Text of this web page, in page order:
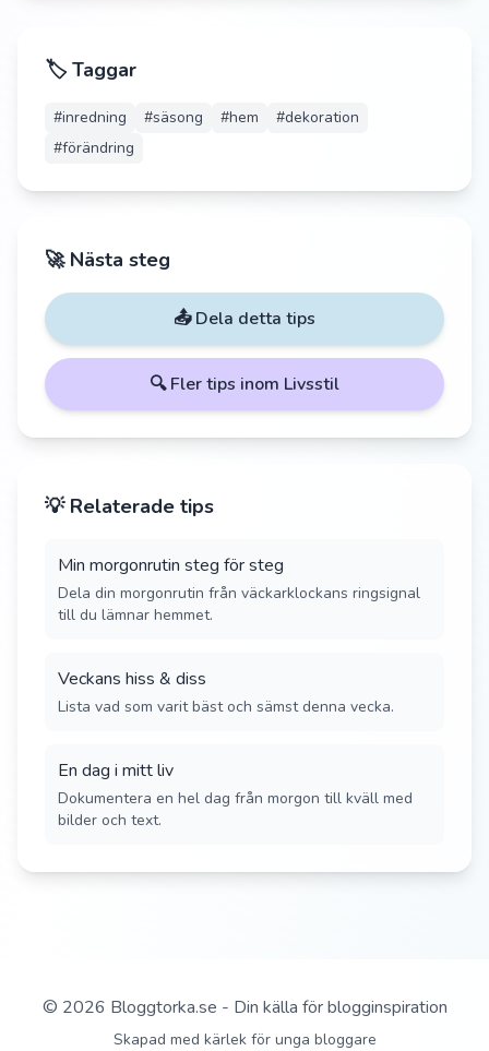
🏷️ Taggar
#inredning #säsong #hem #dekoration
#förändring
🚀 Nästa steg
📤 Dela detta tips
🔍 Fler tips inom Livsstil
💡 Relaterade tips
Min morgonrutin steg för steg
Dela din morgonrutin från väckarklockans ringsignal
till du lämnar hemmet.
Veckans hiss & diss
Lista vad som varit bäst och sämst denna vecka.
En dag i mitt liv
Dokumentera en hel dag från morgon till kväll med
bilder och text.
© 2026 Bloggtorka.se - Din källa för blogginspiration
Skapad med kärlek för unga bloggare